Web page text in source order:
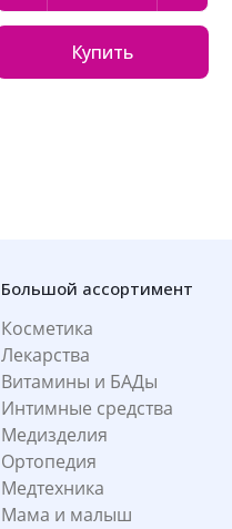
Купить
Большой ассортимент
Косметика
Лекарства
Витамины и БАДы
Интимные средства
Медизделия
Ортопедия
Медтехника
Мама и малыш